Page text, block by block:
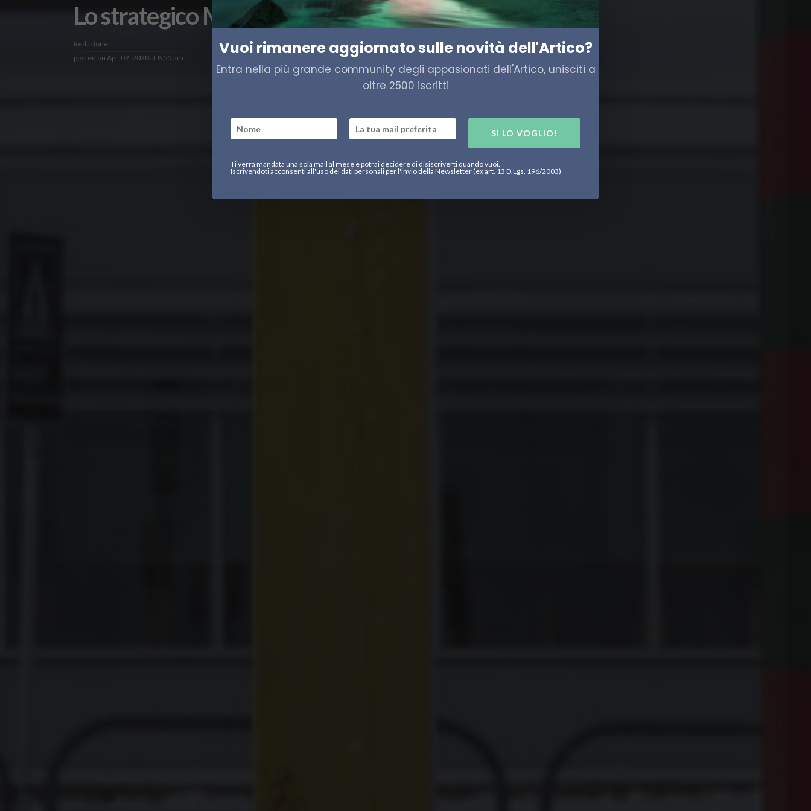
Lo strategico Mar di Barents, anche senza petrolio
Redazione
posted on Apr. 02, 2020 at 8:55 am Vuoi rimanere aggiornato sulle novità dell'Artico?
Entra nella più grande community degli appasionati dell'Artico, unisciti a
oltre 2500 iscritti
SI LO VOGLIO!
Ti verrà mandata una sola mail al mese e potrai decidere di disiscriverti quando vuoi.
Iscrivendoti acconsenti all'uso dei dati personali per l'invio della Newsletter (ex art. 13 D.Lgs. 196/2003)